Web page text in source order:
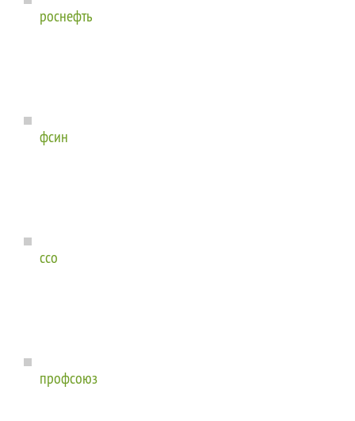
роснефть
фсин
ссо
профсоюз